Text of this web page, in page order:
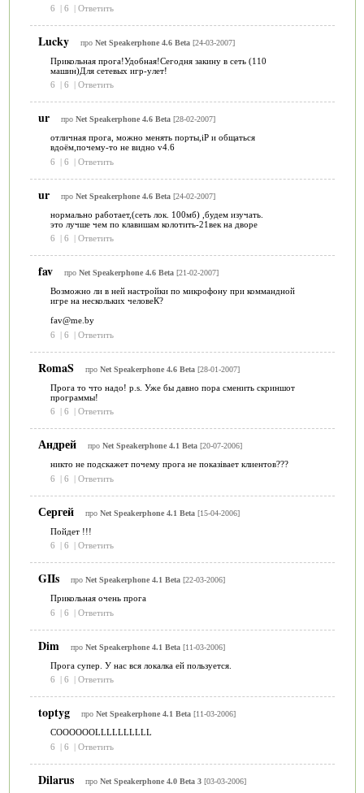
6
| 6 | Ответить
Lucky про Net Speakerphone 4.6 Beta[24-03-2007]
Прикольная прога!Удобная!Сегодня закину в сеть (110
машин)Для сетевых игр-улет!
6
| 6 | Ответить
ur про Net Speakerphone 4.6 Beta[28-02-2007]
отличная прога, можно менять порты,iP и общаться
вдоём,почему-то не видно v4.6
6
| 6 | Ответить
ur про Net Speakerphone 4.6 Beta[24-02-2007]
нормально работает,(сеть лок. 100мб) ,будем изучать.
это лучше чем по клавишам колотить-21век на дворе
6
| 6 | Ответить
fav про Net Speakerphone 4.6 Beta[21-02-2007]
Возможно ли в ней настройки по микрофону при коммандной
игре на нескольких человеК?
fav@me.by
6
| 6 | Ответить
RomaS про Net Speakerphone 4.6 Beta[28-01-2007]
Прога то что надо! p.s. Уже бы давно пора сменить скриншот
программы!
6
| 6 | Ответить
Андрей про Net Speakerphone 4.1 Beta[20-07-2006]
никто не подскажет почему прога не показівает клиентов???
6
| 6 | Ответить
Сергей про Net Speakerphone 4.1 Beta[15-04-2006]
Пойдет !!!
6
| 6 | Ответить
GIIs про Net Speakerphone 4.1 Beta[22-03-2006]
Прикольная очень прога
6
| 6 | Ответить
Dim про Net Speakerphone 4.1 Beta[11-03-2006]
Прога супер. У нас вся локалка ей пользуется.
6
| 6 | Ответить
toptyg про Net Speakerphone 4.1 Beta[11-03-2006]
COOOOOOLLLLLLLLLL
6
| 6 | Ответить
Dilarus про Net Speakerphone 4.0 Beta 3[03-03-2006]